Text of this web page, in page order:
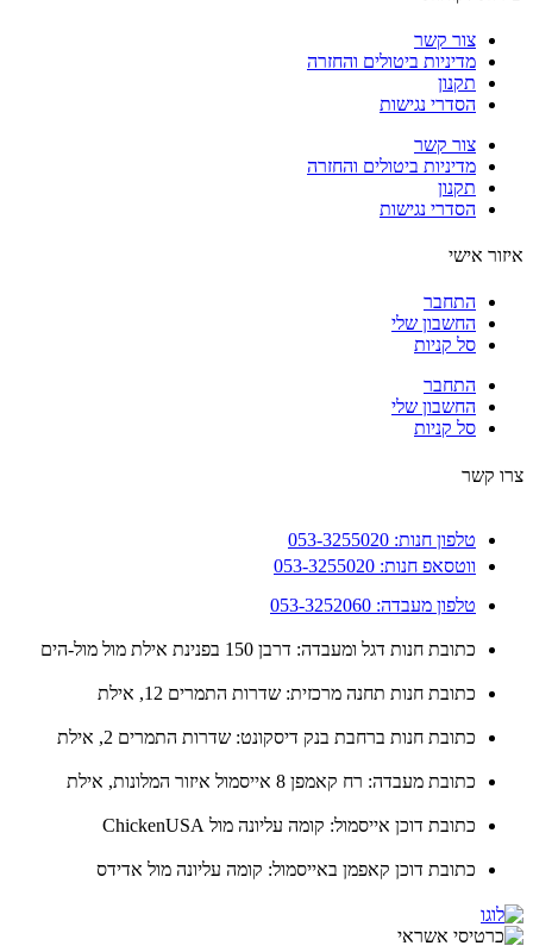
צור קשר
מדיניות ביטולים והחזרה
תקנון
הסדרי נגישות
צור קשר
מדיניות ביטולים והחזרה
תקנון
הסדרי נגישות
אישי
התחבר
החשבון שלי
סל קניות
התחבר
החשבון שלי
סל קניות
קשר
טלפון חנות: 053-3255020
ווטסאפ חנות: 053-3255020
טלפון מעבדה: 053-3252060
כתובת חנות דגל ומעבדה: דרבן 150 בפנינת אילת מול מול-הים
כתובת חנות תחנה מרכזית: שדרות התמרים 12, אילת
כתובת חנות ברחבת בנק דיסקונט: שדרות התמרים 2, אילת
כתובת מעבדה: רח קאמפן 8 אייסמול איזור המלונות, אילת
כתובת דוכן אייסמול: קומה עליונה מול ChickenUSA
כתובת דוכן קאפמן באייסמול: קומה עליונה מול אדידס